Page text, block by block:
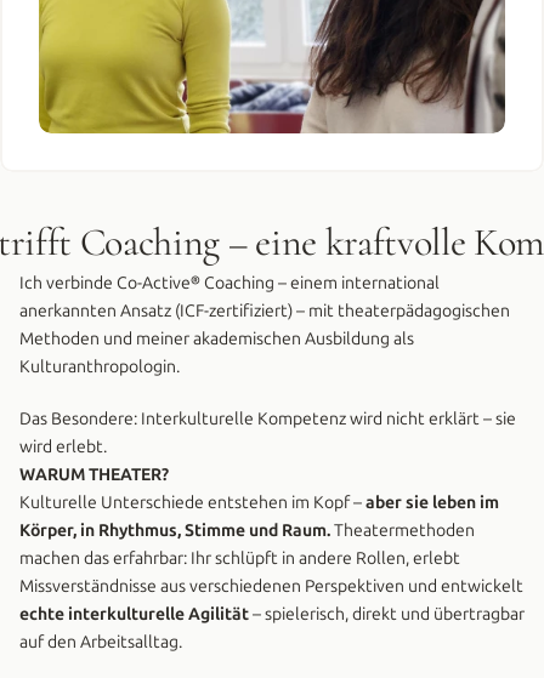
Coaching – eine kraftvolle
Ich verbinde Co-Active® Coaching – einem international
anerkannten Ansatz (ICF-zertifiziert) – mit theaterpädagogischen
Methoden und meiner akademischen Ausbildung als
Kulturanthropologin.
Das Besondere: Interkulturelle Kompetenz wird nicht erklärt – sie
wird erlebt.
WARUM THEATER?
Kulturelle Unterschiede entstehen im Kopf – aber sie leben im
Körper, in Rhythmus, Stimme und Raum. Theatermethoden
machen das erfahrbar: Ihr schlüpft in andere Rollen, erlebt
echte interkulturelle Agilität – spielerisch, direkt und übertragbar
auf den Arbeitsalltag.